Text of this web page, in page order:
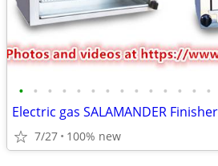
• • • • • • • • • • • • • •
7/27 100% new